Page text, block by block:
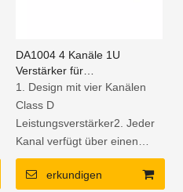
DA1004 4 Kanäle 1U
Verstärker für
Heimkinosysteme
1. Design mit vier Kanälen
Class D
Leistungsverstärker2. Jeder
Kanal verfügt über einen
unabhängigen Clip-Limiter
und einen Low-Filter3.
erkundigen